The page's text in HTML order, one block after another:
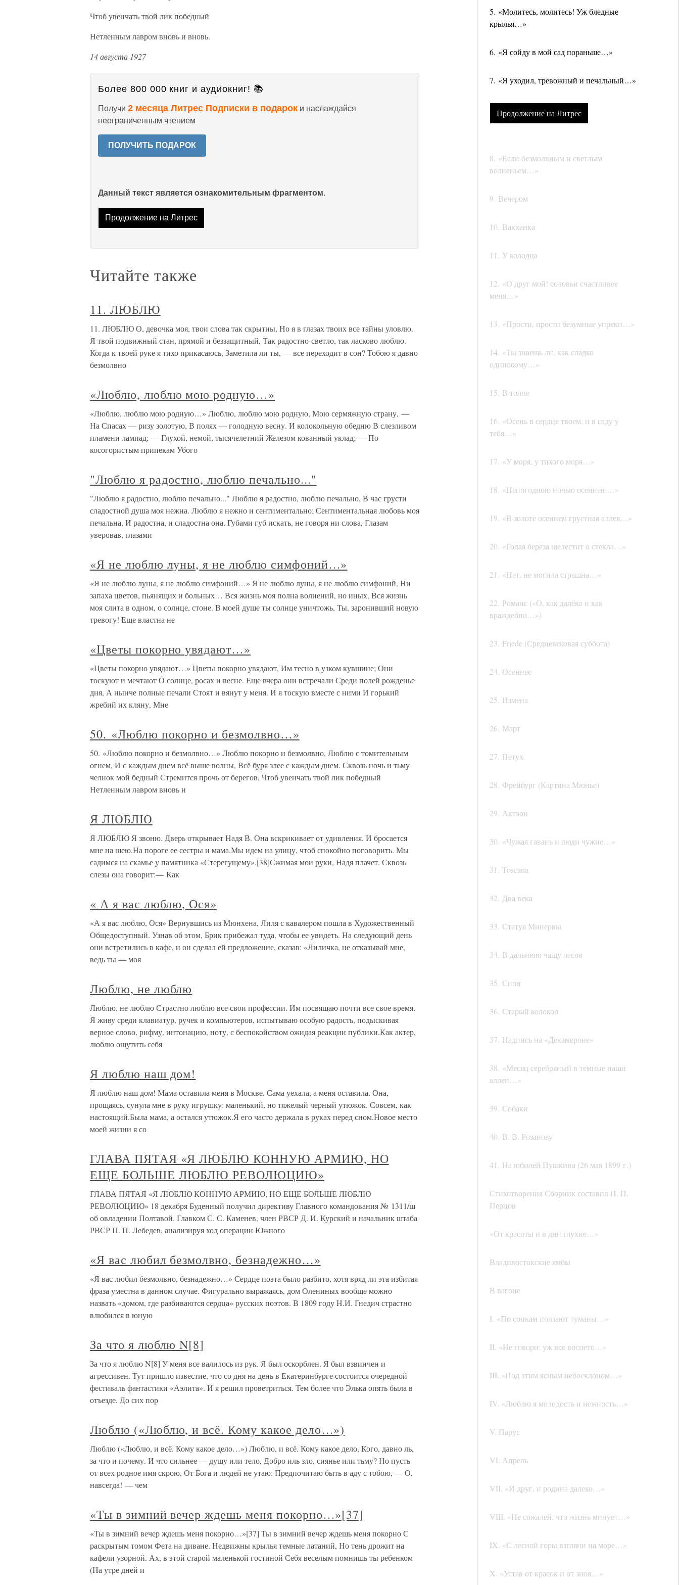
5. «Молитесь, молитесь! Уж бледные
крылья…»
6. «Я сойду в мой сад пораньше…»
7. «Я уходил, тревожный и печальный…»
Продолжение на Литрес
8. «Если безмолвным и светлым
волненьем…»
9. Вечером
10. Вакханка
11. У колодца
12. «О друг мой! соловьи счастливее
меня…»
13. «Прости, прости безумные упреки…»
14. «Ты знаешь ли, как сладко
одинокому…»
15. В толпе
16. «Осень в сердце твоем, и в саду у
тебя…»
17. «У моря, у тихого моря…»
18. «Непогодною ночью осеннею…»
19. «В золоте осеннем грустная аллея…»
20. «Голая береза шелестит о стекла…»
21. «Нет, не могила страшна…»
22. Романс («О, как далёко и как
враждебно…»)
23. Friede (Средневековая суббота)
24. Осеннее
25. Измена
26. Март
27. Петух
28. Фрейбург (Картина Мюнье)
29. Актэон
30. «Чужая гавань и люди чужие…»
31. Toscana
32. Два века
33. Статуя Минервы
34. В дальнюю чащу лесов
35. Сион
36. Старый колокол
37. Надпись на «Декамероне»
38. «Месяц серебряный в темные наши
аллеи…»
39. Собаки
40. В. В. Розанову
41. На юбилей Пушкина (26 мая 1899 г.)
Стихотворения Сборник составил П. П.
Перцов
«От красоты и в дни глухие…»
Владивостокские ямбы
В вагоне
I. «По сопкам ползают туманы…»
II. «Не говори: уж все воспето…»
III. «Под этим ясным небосклоном…»
IV. «Люблю я молодость и нежность…»
V. Парус
VI. Апрель
VII. «И друг, и родина далеко…»
VIII. «Не сожалей, что жизнь минует…»
IX. «С лесной горы взгляни на море…»
X. «Устав от красок и от зноя…»
Чтоб увенчать твой лик победный
Нетленным лавром вновь и вновь.
14 августа 1927
Более 800 000 книг и аудиокниг! 📚
Получи 2 месяца Литрес Подписки в подарок и наслаждайся
неограниченным чтением
ПОЛУЧИТЬ ПОДАРОК
Данный текст является ознакомительным фрагментом.
Продолжение на Литрес
Читайте также
11. ЛЮБЛЮ
11. ЛЮБЛЮ О, девочка моя, твои слова так скрытны, Но я в глазах твоих все тайны уловлю.
Я твой подвижный стан, прямой и беззащитный, Так радостно-светло, так ласково люблю.
Когда к твоей руке я тихо прикасаюсь, Заметила ли ты, — все переходит в сон? Тобою я давно
безмолвно
«Люблю, люблю мою родную…»
«Люблю, люблю мою родную…» Люблю, люблю мою родную, Мою сермяжную страну, —
На Спасах — ризу золотую, В полях — голодную весну. И колокольную обедню В слезливом
пламени лампад; — Глухой, немой, тысячелетний Железом кованный уклад; — По
косогористым припекам Убого
"Люблю я радостно, люблю печально..."
"Люблю я радостно, люблю печально..." Люблю я радостно, люблю печально, В час грусти
сладостной душа моя нежна. Люблю я нежно и сентиментально; Сентиментальная любовь моя
печальна, И радостна, и сладостна она. Губами губ искать, не говоря ни слова, Глазам
уверовав, глазами
«Я не люблю луны, я не люблю симфоний…»
«Я не люблю луны, я не люблю симфоний…» Я не люблю луны, я не люблю симфоний, Ни
запаха цветов, пьянящих и больных… Вся жизнь моя полна волнений, но иных, Вся жизнь
моя слита в одном, о солнце, стоне. В моей душе ты солнце уничтожь, Ты, заронивший новую
тревогу! Еще властна не
«Цветы покорно увядают…»
«Цветы покорно увядают…» Цветы покорно увядают, Им тесно в узком кувшине; Они
тоскуют и мечтают О солнце, росах и весне. Еще вчера они встречали Среди полей рожденье
дня, А нынче полные печали Стоят и вянут у меня. И я тоскую вместе с ними И горький
жребий их кляну, Мне
50. «Люблю покорно и безмолвно…»
50. «Люблю покорно и безмолвно…» Люблю покорно и безмолвно, Люблю с томительным
огнем, И с каждым днем всё выше волны, Всё буря злее с каждым днем. Сквозь ночь и тьму
челнок мой бедный Стремится прочь от берегов, Чтоб увенчать твой лик победный
Нетленным лавром вновь и
Я ЛЮБЛЮ
Я ЛЮБЛЮ Я звоню. Дверь открывает Надя В. Она вскрикивает от удивления. И бросается
мне на шею.На пороге ее сестры и мама.Мы идем на улицу, чтоб спокойно поговорить. Мы
садимся на скамье у памятника «Стерегущему».[38]Сжимая мои руки, Надя плачет. Сквозь
слезы она говорит:— Как
« А я вас люблю, Ося»
«А я вас люблю, Ося» Вернувшись из Мюнхена, Лиля с кавалером пошла в Художественный
Общедоступный. Узнав об этом, Брик прибежал туда, чтобы ее увидеть. На следующий день
они встретились в кафе, и он сделал ей предложение, сказав: «Лиличка, не отказывай мне,
ведь ты — моя
Люблю, не люблю
Люблю, не люблю Страстно люблю все свои профессии. Им посвящаю почти все свое время.
Я живу среди клавиатур, ручек и компьютеров, испытываю особую радость, подыскивая
верное слово, рифму, интонацию, ноту, с беспокойством ожидая реакции публики.Как актер,
люблю ощутить себя
Я люблю наш дом!
Я люблю наш дом! Мама оставила меня в Москве. Сама уехала, а меня оставила. Она,
прощаясь, сунула мне в руку игрушку: маленький, но тяжелый черный утюжок. Совсем, как
настоящий.Была мама, а остался утюжок.Я его часто держала в руках перед сном.Новое место
моей жизни я со
ГЛАВА ПЯТАЯ «Я ЛЮБЛЮ КОННУЮ АРМИЮ, НО
ЕЩЕ БОЛЬШЕ ЛЮБЛЮ РЕВОЛЮЦИЮ»
ГЛАВА ПЯТАЯ «Я ЛЮБЛЮ КОННУЮ АРМИЮ, НО ЕЩЕ БОЛЬШЕ ЛЮБЛЮ
РЕВОЛЮЦИЮ» 18 декабря Буденный получил директиву Главного командования № 1311/ш
об овладении Полтавой. Главком С. С. Каменев, член РВСР Д. И. Курский и начальник штаба
РВСР П. П. Лебедев, анализируя ход операции Южного
«Я вас любил безмолвно, безнадежно…»
«Я вас любил безмолвно, безнадежно…» Сердце поэта было разбито, хотя вряд ли эта избитая
фраза уместна в данном случае. Фигурально выражаясь, дом Олениных вообще можно
назвать «домом, где разбиваются сердца» русских поэтов. В 1809 году Н.И. Гнедич страстно
влюбился в юную
За что я люблю N[8]
За что я люблю N[8] У меня все валилось из рук. Я был оскорблен. Я был взвинчен и
агрессивен. Тут пришло известие, что со дня на день в Екатеринбурге состоится очередной
фестиваль фантастики «Аэлита». И я решил проветриться. Тем более что Элька опять была в
отъезде. До сих пор
Люблю («Люблю, и всё. Кому какое дело…»)
Люблю («Люблю, и всё. Кому какое дело…») Люблю, и всё. Кому какое дело, Кого, давно ль,
за что и почему. И что сильнее — душу или тело, Добро иль зло, сиянье или тьму? Но пусть
от всех родное имя скрою, От Бога и людей не утаю: Предпочитаю быть в аду с тобою, — О,
навсегда! — чем
«Ты в зимний вечер ждешь меня покорно…»[37]
«Ты в зимний вечер ждешь меня покорно…»[37] Ты в зимний вечер ждешь меня покорно С
раскрытым томом Фета на диване. Недвижны крылья темные латаний, Но тень дрожит на
кафели узорной. Ах, в этой старой маленькой гостиной Себя веселым помнишь ты ребенком
(На утре дней и